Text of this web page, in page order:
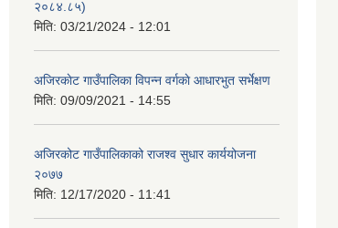
२०८४.८५)
मिति: 03/21/2024 - 12:01
अजिरकाेट गाउँपालिका विपन्न वर्गकाे आधारभुत सर्भेक्षण
मिति: 09/09/2021 - 14:55
अजिरकोट गाउँपालिकाको राजश्व सुधार कार्ययोजना
२०७७
मिति: 12/17/2020 - 11:41